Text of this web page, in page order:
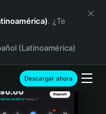
. ¿Te
(Latinoamérica)
Descargar ahora